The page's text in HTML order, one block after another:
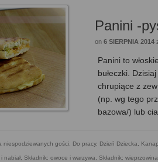
Panini -
on6 SIERPNIA 2014
Panini to
bułeczki.
chrupiące z
(np. wg tego
bazowa/) lub
niespodziewanych gości, Do pracy, Dzień Dziecka,
nabiał, Składnik: owoce i warzywa, Składnik: wieprzowina